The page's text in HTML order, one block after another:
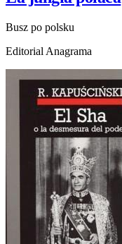
Busz po polsku
Editorial Anagrama